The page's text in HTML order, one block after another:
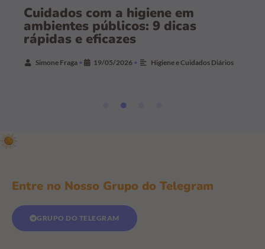
Cuidados com a higiene em
ambientes públicos: 9 dicas
rápidas e eficazes
Simone Fraga • 19/05/2026 • Higiene e Cuidados Diários
Entre no Nosso Grupo do Telegram
GRUPO DO TELEGRAM